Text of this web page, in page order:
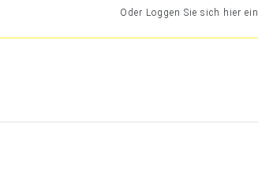
Oder Loggen Sie sich hier ein